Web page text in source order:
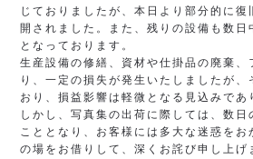
じておりましたが、本日より部分的に復
開されました。また、残りの設備も数日
となっております。
生産設備の修繕、資材や仕掛品の廃棄、
り、一定の損失が発生いたしましたが、
おり、損益影響は軽微となる見込みであ
しかし、写真集の出荷に際しては、数日
こととなり、お客様には多大な迷惑をお
の場をお借りして、深くお詫び申し上げ